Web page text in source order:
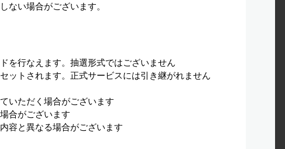
ない場合がございます。
を行なえます。抽選形式ではございません
ットされます。正式サービスには引き継がれません
いただく場合がございます
合がございます
容と異なる場合がございます